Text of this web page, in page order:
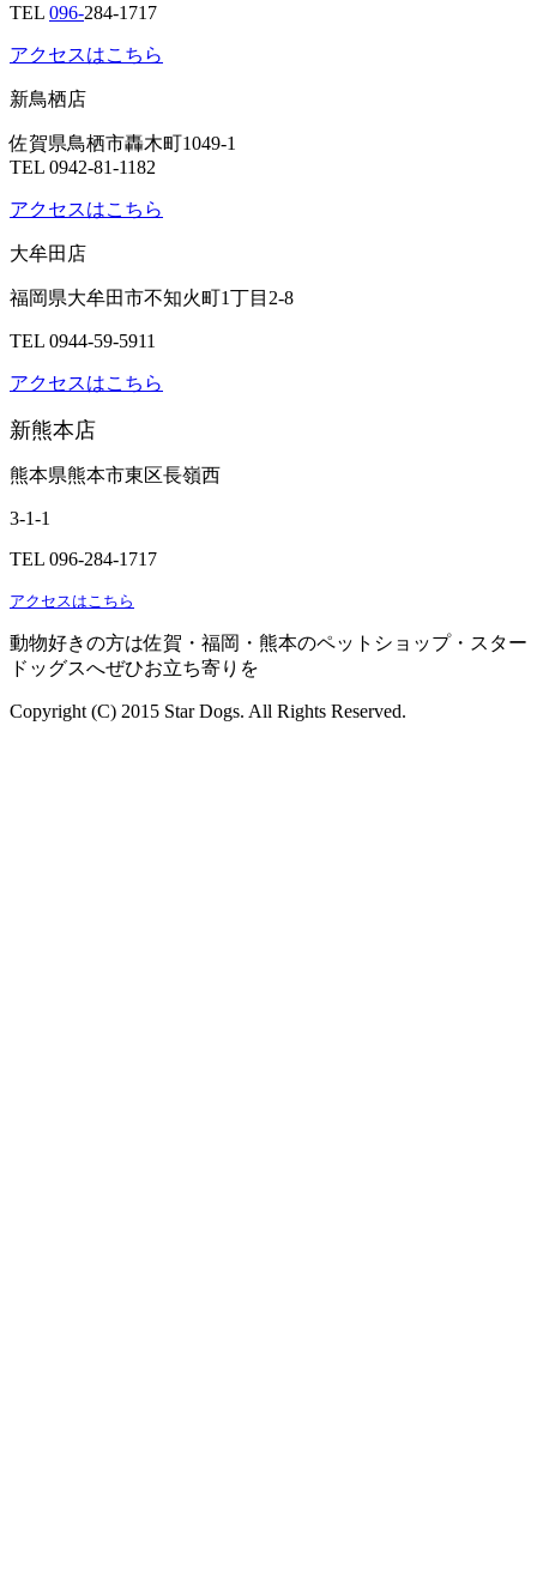
TEL 096-284-1717
アクセスはこちら
新鳥栖店
佐賀県鳥栖市轟木町1049-1
TEL 0942-81-1182
アクセスはこちら
大牟田店
福岡県大牟田市不知火町1丁目2-8
TEL 0944-59-5911
アクセスはこちら
新熊本店
熊本県熊本市東区長嶺西
3-1-1
TEL 096-284-1717
アクセスはこちら
動物好きの方は佐賀・福岡・熊本のペットショップ・スター
ドッグスへぜひお立ち寄りを
Copyright (C) 2015 Star Dogs. All Rights Reserved.